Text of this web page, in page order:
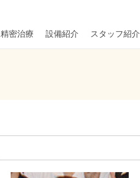
精密治療 設備紹介 スタッフ紹介